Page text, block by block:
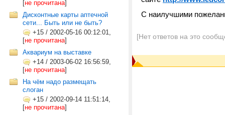
[не прочитана]
Дисконтные карты аптечной
сети... Быть или не быть?
+15 / 2002-05-16 00:12:01,
[не прочитана]
Аквариум на выставке
+14 / 2003-06-02 16:56:59,
[не прочитана]
На чём надо размещать
слоган
+15 / 2002-09-14 11:51:14,
[не прочитана]
С наилучшими
[Нет ответов на это